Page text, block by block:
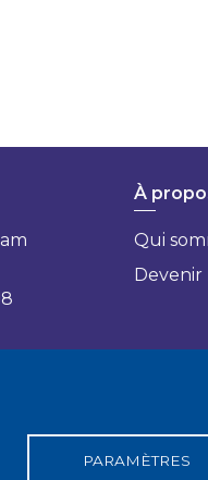
PARAMÈTRES
À
Qui